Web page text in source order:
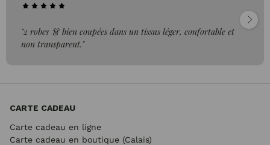
"2 robes 👗 bien coupées dans un tissus léger, confortable et
non transparent."
CARTE CADEAU
Carte cadeau en ligne
Carte cadeau en boutique (Calais)